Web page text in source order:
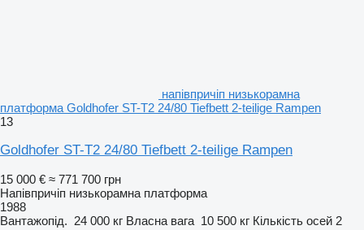
напівпричіп низькорамна
платформа Goldhofer ST-T2 24/80 Tiefbett 2-teilige Rampen
13
Goldhofer ST-T2 24/80 Tiefbett 2-teilige Rampen
15 000 € ≈ 771 700 грн
Напівпричіп низькорамна платформа
1988
Вантажопід. 24 000 кг Власна вага 10 500 кг Кількість осей 2